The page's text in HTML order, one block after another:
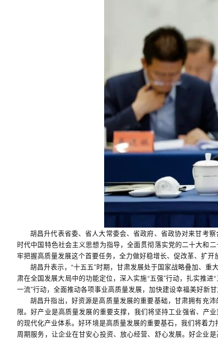
胡昌升代表省委、省人大常委会、省政府、省政协对来甘考
时代中国特色社会主义思想为指导，全面贯彻落实党的二十大和
牢把握高质量发展这个首要任务，全力做好稳增长、促改革、扩
胡昌升表示，“十五五”时期，甘肃发展处于国家战略叠加、
肃在全国发展大局中的功能定位，深入实施“五强”行动，扎实推
一流”行动，全面推动各项事业高质量发展，加快建设幸福美好新
胡昌升指出，好资源是高质量发展的重要基础，甘肃拥有充
限。好产业是高质量发展的重要支撑，我们将坚持工业强省、产
的现代化产业体系。好环境是高质量发展的重要基石，我们将着
周期服务，让企业在甘安心投资、放心经营、舒心发展。好企业